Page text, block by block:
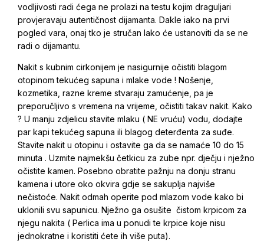
vodljivosti radi ćega ne prolazi na testu kojim draguljari
provjeravaju autentičnost dijamanta. Dakle iako na prvi
pogled vara, onaj tko je stručan lako će ustanoviti da se ne
radi o dijamantu.
Nakit s kubnim cirkonijem je nasigurnije očistiti blagom
otopinom tekućeg sapuna i mlake vode ! Nošenje,
kozmetika, razne kreme stvaraju zamućenje, pa je
preporučljivo s vremena na vrijeme, očistiti takav nakit. Kako
? U manju zdjelicu stavite mlaku ( NE vruću) vodu, dodajte
par kapi tekućeg sapuna ili blagog deterđenta za suđe.
Stavite nakit u otopinu i ostavite ga da se namaće 10 do 15
minuta . Uzmite najmekšu četkicu za zube npr. dječju i nježno
očistite kamen. Posebno obratite pažnju na donju stranu
kamena i utore oko okvira gdje se sakuplja najviše
nečistoće. Nakit odmah operite pod mlazom vode kako bi
uklonili svu sapunicu. Nježno ga osušite čistom krpicom za
njegu nakita ( Perlica ima u ponudi te krpice koje nisu
jednokratne i koristiti ćete ih više puta).